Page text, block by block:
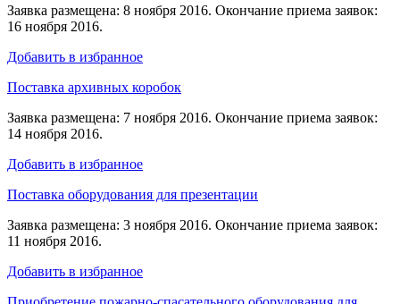
Заявка размещена: 8 ноября 2016. Окончание приема заявок:
16 ноября 2016.
Добавить в избранное
Поставка архивных коробок
Заявка размещена: 7 ноября 2016. Окончание приема заявок:
14 ноября 2016.
Добавить в избранное
Поставка оборудования для презентации
Заявка размещена: 3 ноября 2016. Окончание приема заявок:
11 ноября 2016.
Добавить в избранное